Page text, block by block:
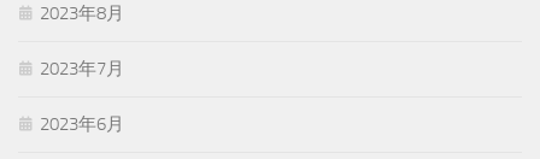
2023年8月
2023年7月
2023年6月